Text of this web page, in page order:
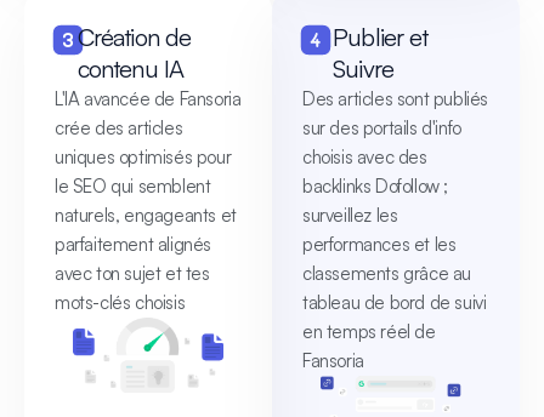
Création de
contenu IA
L'IA avancée de Fansoria
crée des articles
uniques optimisés pour
le SEO qui semblent
naturels, engageants et
parfaitement alignés
avec ton sujet et tes
mots-clés choisis
Publier et
Suivre
Des articles sont publiés
sur des portails d'info
choisis avec des
backlinks Dofollow ;
surveillez les
performances et les
classements grâce au
tableau de bord de suivi
en temps réel de
Fansoria